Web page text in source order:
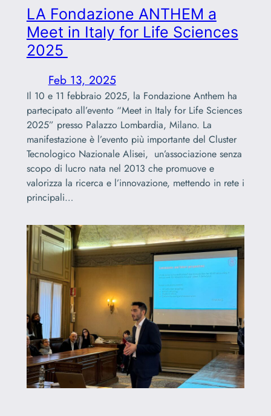
LA Fondazione ANTHEM a
Meet in Italy for Life Sciences
2025
Feb 13, 2025
Il 10 e 11 febbraio 2025, la Fondazione Anthem ha
partecipato all’evento “Meet in Italy for Life Sciences
2025” presso Palazzo Lombardia, Milano. La
manifestazione è l’evento più importante del Cluster
Tecnologico Nazionale Alisei, un’associazione senza
scopo di lucro nata nel 2013 che promuove e
valorizza la ricerca e l’innovazione, mettendo in rete i
principali…